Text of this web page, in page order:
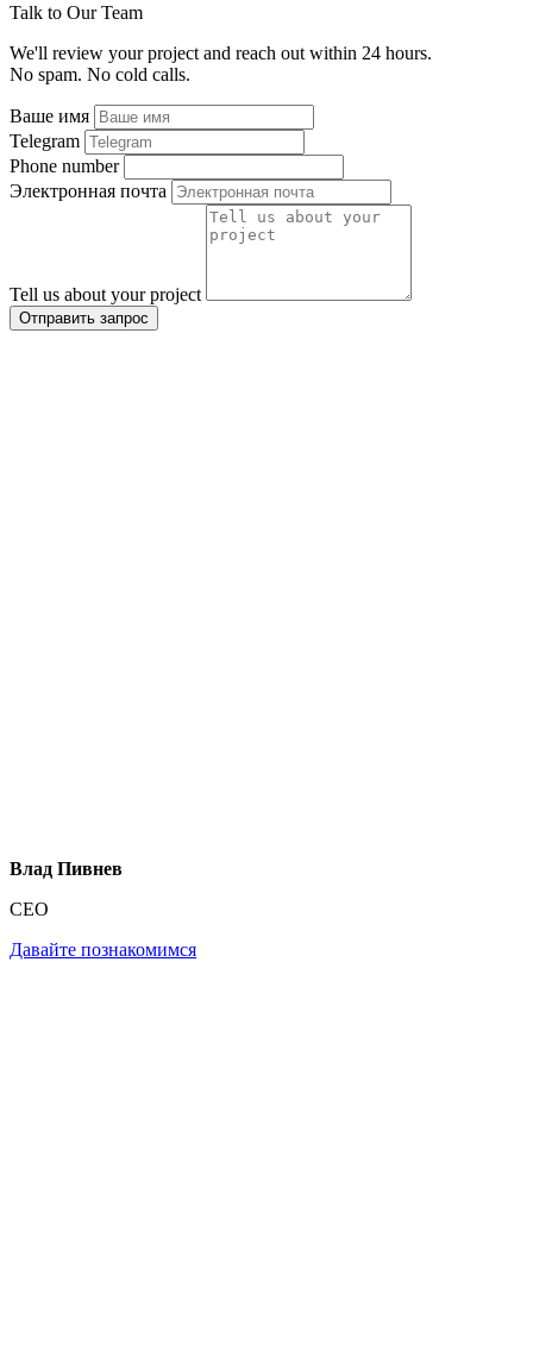
Talk to Our Team
We'll review your project and reach out within 24 hours.
No spam. No cold calls.
Ваше имя
Telegram
Phone number
Электронная почта
Tell us about your project
Отправить запрос
Влад Пивнев
CEO
Давайте познакомимся